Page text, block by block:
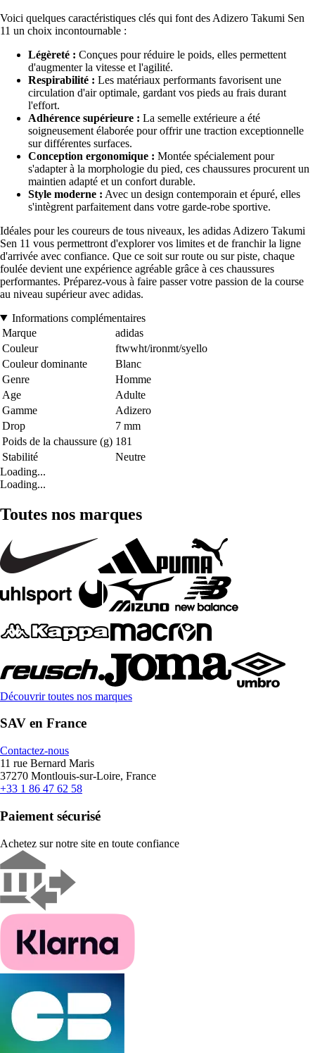
Voici quelques caractéristiques clés qui font des Adizero Takumi Sen
11 un choix incontournable :
Légèreté : Conçues pour réduire le poids, elles permettent
d'augmenter la vitesse et l'agilité.
Respirabilité : Les matériaux performants favorisent une
circulation d'air optimale, gardant vos pieds au frais durant
l'effort.
Adhérence supérieure : La semelle extérieure a été
soigneusement élaborée pour offrir une traction exceptionnelle
sur différentes surfaces.
Conception ergonomique : Montée spécialement pour
s'adapter à la morphologie du pied, ces chaussures procurent un
maintien adapté et un confort durable.
Style moderne : Avec un design contemporain et épuré, elles
s'intègrent parfaitement dans votre garde-robe sportive.
Idéales pour les coureurs de tous niveaux, les adidas Adizero Takumi
Sen 11 vous permettront d'explorer vos limites et de franchir la ligne
d'arrivée avec confiance. Que ce soit sur route ou sur piste, chaque
foulée devient une expérience agréable grâce à ces chaussures
performantes. Préparez-vous à faire passer votre passion de la course
au niveau supérieur avec adidas.
Informations complémentaires
Marque
adidas
Couleur
ftwwht/ironmt/syello
Couleur dominante
Blanc
Genre
Homme
Age
Adulte
Gamme
Adizero
Drop
7 mm
Poids de la chaussure (g) 181
Stabilité
Neutre
Loading...
Loading...
Toutes nos marques
Découvrir toutes nos marques
SAV en France
Contactez-nous
11 rue Bernard Maris
37270 Montlouis-sur-Loire, France
+33 1 86 47 62 58
Paiement sécurisé
Achetez sur notre site en toute confiance